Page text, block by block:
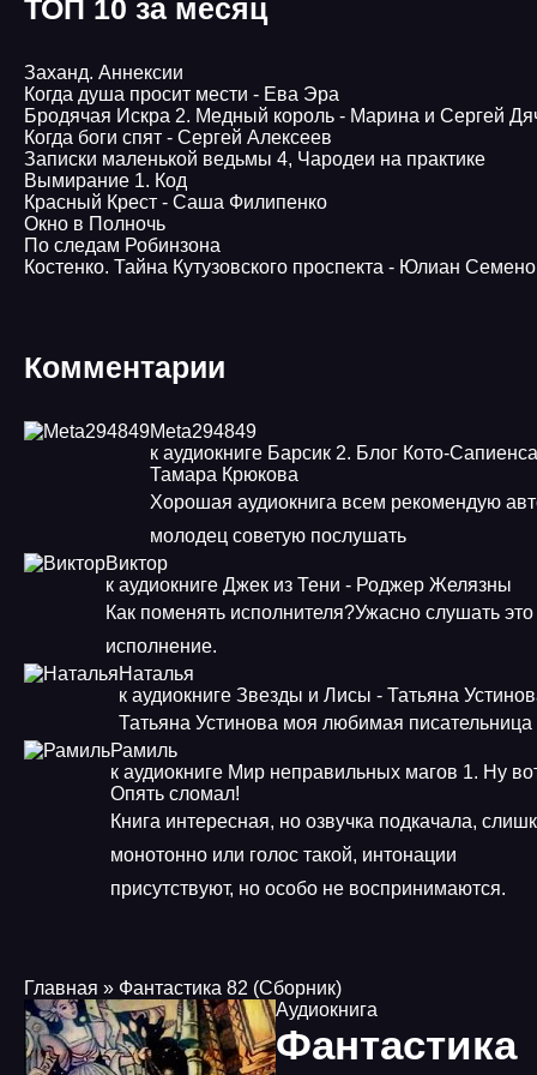
ТОП 10 за месяц
Заханд. Аннексии
Когда душа просит мести - Ева Эра
Бродячая Искра 2. Медный король - Марина и Сергей
Когда боги спят - Сергей Алексеев
Записки маленькой ведьмы 4, Чародеи на практике
Вымирание 1. Код
Красный Крест - Саша Филипенко
Окно в Полночь
По следам Робинзона
Костенко. Тайна Кутузовского проспекта - Юлиан
Комментарии
Meta294849
к аудиокниге Барсик 2. Блог Кото-
Тамара Крюкова
Хорошая аудиокнига всем рекомендую
молодец советую послушать
Виктор
к аудиокниге Джек из Тени - Роджер Желязны
Как поменять исполнителя?Ужасно слушать это
исполнение.
Наталья
к аудиокниге Звезды и Лисы - Татьяна
Татьяна Устинова моя любимая писательница
Рамиль
к аудиокниге Мир неправильных магов 1. Ну
Опять сломал!
Книга интересная, но озвучка подкачала,
монотонно или голос такой, интонации
присутствуют, но особо не воспринимаются.
Главная » Фантастика 82 (Сборник)
Аудиокнига
Фантастика